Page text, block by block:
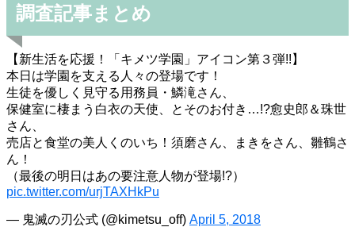
調査記事まとめ
【新生活を応援！「キメツ学園」アイコン第３弾!!】
本日は学園を支える人々の登場です！
生徒を優しく見守る用務員・鱗滝さん、
保健室に棲まう白衣の天使、とそのお付き…!?愈史郎＆珠世
さん、
売店と食堂の美人くのいち！須磨さん、まきをさん、雛鶴さ
ん！
（最後の明日はあの要注意人物が登場!?）
pic.twitter.com/urjTAXHkPu
— 鬼滅の刃公式 (@kimetsu_off) April 5, 2018